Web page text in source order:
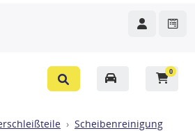
0
Scheibenreinigung